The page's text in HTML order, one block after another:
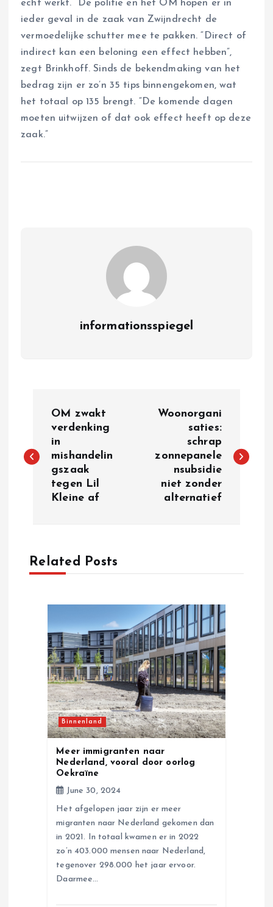
echt werkt.” De politie en het OM hopen er in
ieder geval in de zaak van Zwijndrecht de
vermoedelijke schutter mee te pakken. “Direct of
indirect kan een beloning een effect hebben”,
zegt Brinkhoff. Sinds de bekendmaking van het
bedrag zijn er zo’n 35 tips binnengekomen, wat
het totaal op 135 brengt. “De komende dagen
moeten uitwijzen of dat ook effect heeft op deze
zaak.”
informationsspiegel
s
a
v
OM zwakt
verdenking
in
mishandelin
gszaak
tegen Lil
Kleine af
Woonorgani
saties:
schrap
zonnepanele
nsubsidie
niet zonder
alternatief
Related Posts
Binnenland
Meer immigranten naar
Nederland, vooral door oorlog
Oekraïne
June 30, 2024
Het afgelopen jaar zijn er meer
migranten naar Nederland gekomen dan
in 2021. In totaal kwamen er in 2022
zo’n 403.000 mensen naar Nederland,
tegenover 298.000 het jaar ervoor.
Daarmee…